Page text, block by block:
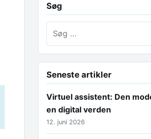
Søg
Seneste artikler
Virtuel assistent: Den
en digital verden
12. juni 2026